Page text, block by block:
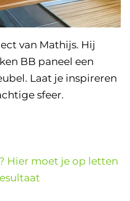
van Mathijs. Hij
BB paneel een
Laat je inspireren
sfeer.
Hier moet je op letten